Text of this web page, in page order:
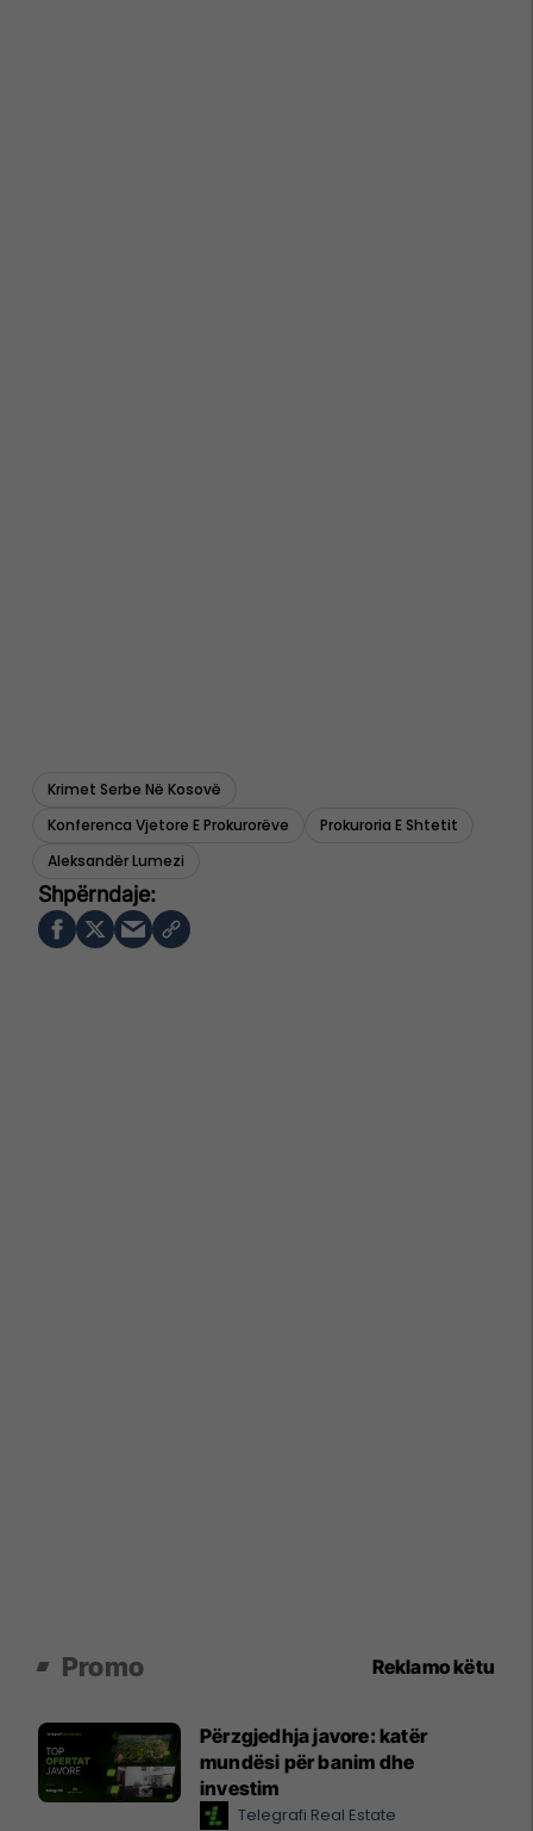
Krimet Serbe Në Kosovë
Konferenca Vjetore E Prokurorëve
Prokuroria E Shtetit
Aleksandër Lumezi
Promo Reklamo këtu
Përzgjedhja javore: katër
mundësi për banim dhe
investim
Telegrafi Real Estate